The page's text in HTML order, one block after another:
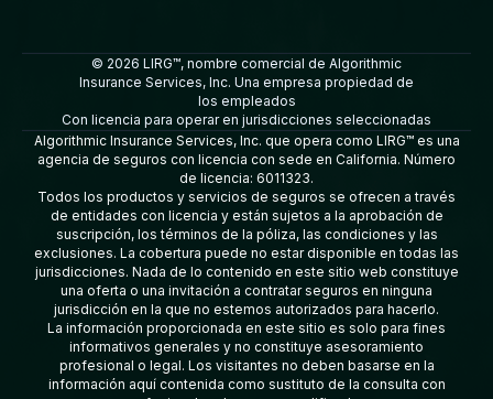
© 2026 LIRG™, nombre comercial de Algorithmic
Insurance Services, Inc. Una empresa propiedad de
los empleados
Con licencia para operar en jurisdicciones seleccionadas
Algorithmic Insurance Services, Inc. que opera como LIRG™ es una
agencia de seguros con licencia con sede en California. Número
de licencia: 6011323.
Todos los productos y servicios de seguros se ofrecen a través
de entidades con licencia y están sujetos a la aprobación de
suscripción, los términos de la póliza, las condiciones y las
exclusiones. La cobertura puede no estar disponible en todas las
jurisdicciones. Nada de lo contenido en este sitio web constituye
una oferta o una invitación a contratar seguros en ninguna
jurisdicción en la que no estemos autorizados para hacerlo.
La información proporcionada en este sitio es solo para fines
informativos generales y no constituye asesoramiento
profesional o legal. Los visitantes no deben basarse en la
información aquí contenida como sustituto de la consulta con